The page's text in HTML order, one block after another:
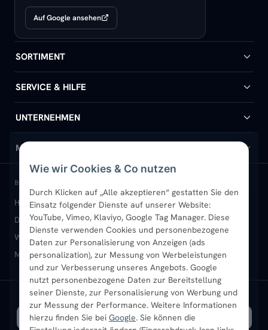
Wie wir Cookies & Co nutzen
Durch Klicken auf „Alle akzeptieren“ gestatten Sie den
Einsatz folgender Dienste auf unserer Website:
YouTube, Vimeo, Klaviyo, Google Tag Manager. Diese
Dienste verwenden Cookies und personenbezogene
Daten zur Personalisierung von Anzeigen (ads
personalization), zur Messung von Werbeleistungen
und zur Verbesserung unseres Angebots. Google
nutzt personenbezogene Daten zur Bereitstellung
seiner Dienste, zur Personalisierung von Werbung und
zur Messung der Performance. Weitere Informationen
hierzu finden Sie bei Google. Sie können die
Auf Google ansehen
SORTIMENT
Badheizkörper
Handtuchheizkörper
Design-Heizkörper
Paneelheizkörper
Vertikal-Heizkörper
Heizkörper-Zubehör
SERVICE & HILFE
Hilfe & Kontakt
Versand & Lieferung
Rückgabe & Widerruf
Garantie & Gewährleistung
Montageservice vor Ort
Sendung verfolgen
UNTERNEHMEN
Wir über uns
Standort & Abholung Jüchen
B2B-Kunden
Karriere
Ratgeber
Bestpreisgarantie
MEIN KONTO
Anmelden / Mein Konto
Merkliste
Newsletter
Aktuelle Angebote
BELIEBTE KATEGORIEN
Heizkörper kaufenBadheizkörperHandtuchheizkörper
Design-HeizkörperPaneelheizkörperVertikal-Heizkörper
Wandheizkörper
Badheizkörper Schwarz
Mischbetrieb-HeizkörperHeizkörper-ZubehörAktuelle Angebote